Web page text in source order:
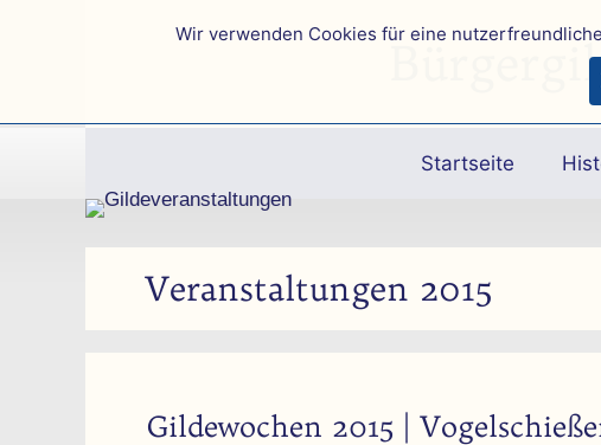
Startseite
Veranstaltungen 2015
Gildewochen 2015 |
Wir verwenden Cookies für eine